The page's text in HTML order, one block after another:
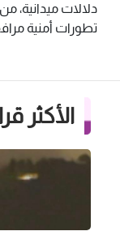
دلالات ميدانية،
تطورات أمنية
الأكثر